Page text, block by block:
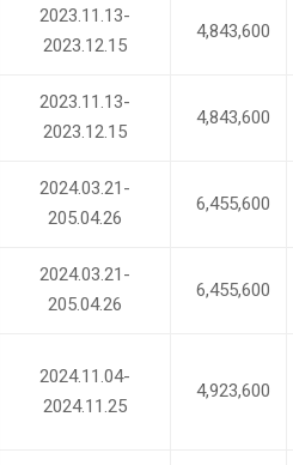
2023.11.13-
2023.12.15
4,843,600
2023.11.13-
2023.12.15
4,843,600
2024.03.21-
205.04.26
6,455,600
2024.03.21-
205.04.26
6,455,600
2024.11.04-
2024.11.25
4,923,600